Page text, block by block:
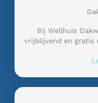
Bij Wellhuis
vrijblijvend en gratis